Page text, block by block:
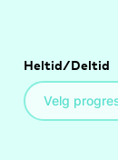
Heltid/Deltid